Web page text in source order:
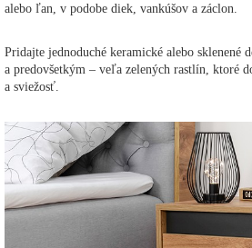
alebo ľan, v podobe diek, vankúšov a záclon.
Pridajte jednoduché keramické alebo sklenené
a predovšetkým – veľa zelených rastlín, ktoré
a sviežosť.